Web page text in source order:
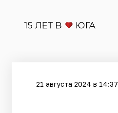
21 августа 2024 в 14:37